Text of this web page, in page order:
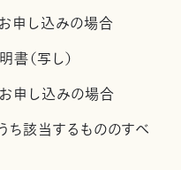
申し込みの場合
（写し）
申し込みの場合
ち該当するもののすべ